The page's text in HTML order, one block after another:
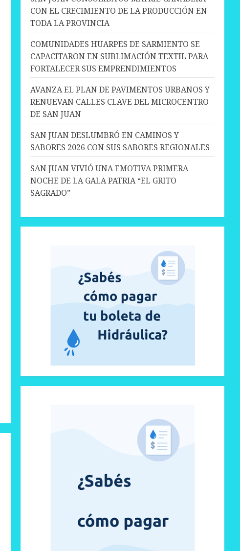
CON EL CRECIMIENTO DE LA PRODUCCIÓN EN
TODA LA PROVINCIA
COMUNIDADES HUARPES DE SARMIENTO SE
CAPACITARON EN SUBLIMACIÓN TEXTIL PARA
FORTALECER SUS EMPRENDIMIENTOS
AVANZA EL PLAN DE PAVIMENTOS URBANOS Y
RENUEVAN CALLES CLAVE DEL MICROCENTRO
DE SAN JUAN
SAN JUAN DESLUMBRÓ EN CAMINOS Y
SABORES 2026 CON SUS SABORES REGIONALES
SAN JUAN VIVIÓ UNA EMOTIVA PRIMERA
NOCHE DE LA GALA PATRIA “EL GRITO
SAGRADO”